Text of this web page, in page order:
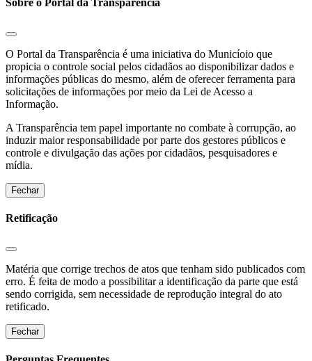
Sobre o Portal da Transparência
O Portal da Transparência é uma iniciativa do Municíoio que
propicia o controle social pelos cidadãos ao disponibilizar dados e
informações públicas do mesmo, além de oferecer ferramenta para
solicitações de informações por meio da Lei de Acesso a
Informação.
A Transparência tem papel importante no combate à corrupção, ao
induzir maior responsabilidade por parte dos gestores públicos e
controle e divulgação das ações por cidadãos, pesquisadores e
mídia.
Fechar
Retificação
Matéria que corrige trechos de atos que tenham sido publicados com
erro. É feita de modo a possibilitar a identificação da parte que está
sendo corrigida, sem necessidade de reprodução integral do ato
retificado.
Fechar